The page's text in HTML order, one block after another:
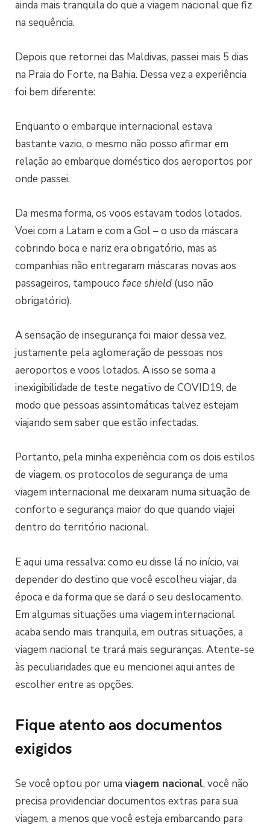
ainda mais tranquila do que a viagem nacional que fiz
na sequência.
Depois que retornei das Maldivas, passei mais 5 dias
na Praia do Forte, na Bahia. Dessa vez a experiência
foi bem diferente:
Enquanto o embarque internacional estava
bastante vazio, o mesmo não posso afirmar em
relação ao embarque doméstico dos aeroportos por
onde passei.
Da mesma forma, os voos estavam todos lotados.
Voei com a Latam e com a Gol – o uso da máscara
cobrindo boca e nariz era obrigatório, mas as
companhias não entregaram máscaras novas aos
passageiros, tampouco faceshield (uso não
obrigatório).
A sensação de insegurança foi maior dessa vez,
justamente pela aglomeração de pessoas nos
aeroportos e voos lotados. A isso se soma a
inexigibilidade de teste negativo de COVID19, de
modo que pessoas assintomáticas talvez estejam
viajando sem saber que estão infectadas.
Portanto, pela minha experiência com os dois estilos
de viagem, os protocolos de segurança de uma
viagem internacional me deixaram numa situação de
conforto e segurança maior do que quando viajei
dentro do território nacional.
E aqui uma ressalva: como eu disse lá no início, vai
depender do destino que você escolheu viajar, da
época e da forma que se dará o seu deslocamento.
Em algumas situações uma viagem internacional
acaba sendo mais tranquila, em outras situações, a
viagem nacional te trará mais seguranças. Atente-se
às peculiaridades que eu mencionei aqui antes de
escolher entre as opções.
Fique atento aos documentos
exigidos
Se você optou por uma viagem nacional, você não
precisa providenciar documentos extras para sua
viagem, a menos que você esteja embarcando para